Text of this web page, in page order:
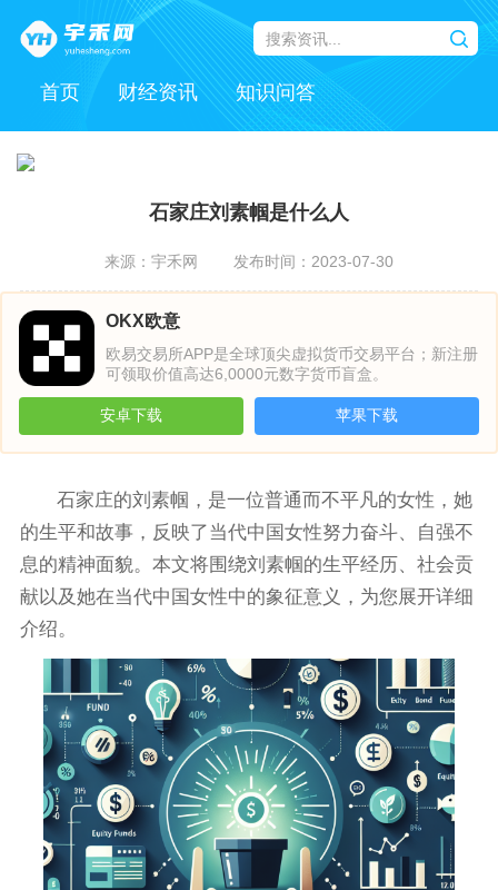
首页 财经资讯 知识问答
石家庄刘素帼是什么人
来源：宇禾网 发布时间：2023-07-30
OKX欧意
欧易交易所APP是全球顶尖虚拟货币交易平台；新注册
可领取价值高达6,0000元数字货币盲盒。
安卓下载 苹果下载
石家庄的刘素帼，是一位普通而不平凡的女性，她
的生平和故事，反映了当代中国女性努力奋斗、自强不
息的精神面貌。本文将围绕刘素帼的生平经历、社会贡
献以及她在当代中国女性中的象征意义，为您展开详细
介绍。